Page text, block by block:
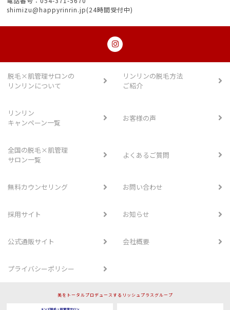
shimizu@happyrinrin.jp(24時間受付中)
脱毛×肌管理サロンの
リンリンについて
リンリンの脱毛方法
ご紹介
リンリン
キャンペーン一覧
お客様の声
全国の脱毛×肌管理
サロン一覧
よくあるご質問
無料カウンセリング お問い合わせ
採用サイト お知らせ
公式通販サイト 会社概要
プライバシーポリシー
美をトータルプロデュースするリッシュプラスグループ